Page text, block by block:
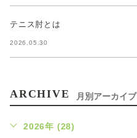
テニス肘とは
2026.05.30
ARCHIVE 月別アーカイブ
2026年 (28)